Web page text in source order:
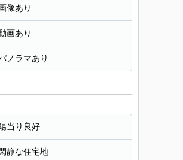
像あり
画あり
ノラマあり
当り良好
静な住宅地